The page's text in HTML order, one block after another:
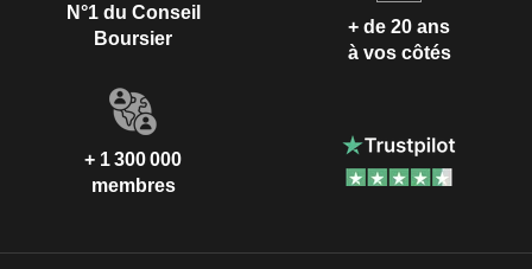
N°1 du Conseil
Boursier
+ de 20 ans
à vos côtés
+ 1 300 000
membres